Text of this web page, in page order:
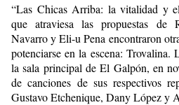
“Las Chicas Arriba: la vitalidad y
que atraviesa las propuestas de
Navarro y Eli-u Pena encontraron
potenciarse en la escena: Trovalina.
la sala principal de El Galpón, en
de canciones de sus respectivos
Gustavo Etchenique, Dany López y